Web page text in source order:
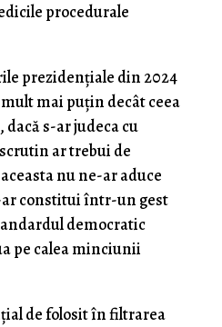
procedurale
prezidenţiale din 2024
mai puţin decât ceea
dacă s-ar judeca cu
ar trebui de
nu ne-ar aduce
constitui într-un gest
democratic
pe calea minciunii
de folosit în filtrarea